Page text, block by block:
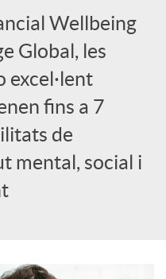
Wellbeing
Global, les
excel·lent
fins a 7
de
mental, social i